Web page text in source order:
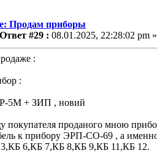
Продам приборы
Ответ #29 : 08.01.2025, 22:28:02 pm »
:
:
5М + ЗИП , новий
покупателя проданого мною
к прибору ЭРП-СО-69 , а
6,КБ 7,КБ 8,КБ 9,КБ 11,КБ 12.